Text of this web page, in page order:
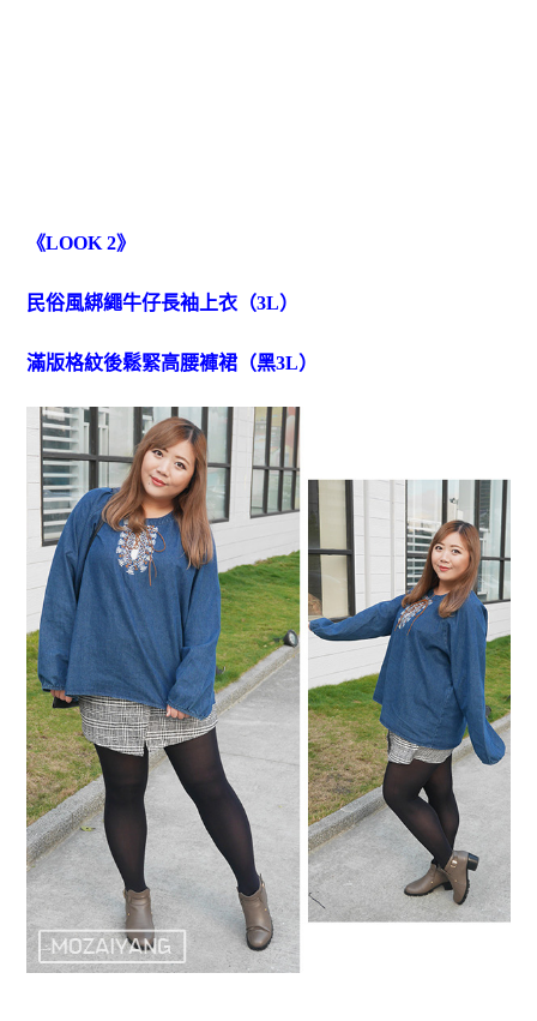
《LOOK 2》
民俗風綁繩牛仔長袖上衣（3L）
滿版格紋後鬆緊高腰褲裙（黑3L）